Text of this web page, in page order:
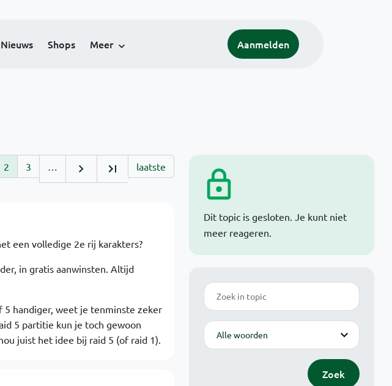
Nieuws Shops Meer Aanmelden
Dit topic is gesloten. Je kunt niet
meer reageren.
Zoek
Modus
Zoek
2 3 … laatste
een volledige 2e rij karakters?
in gratis aanwinsten. Altijd
5 handiger, weet je tenminste zeker
5 partitie kun je toch gewoon
juist het idee bij raid 5 (of raid 1).